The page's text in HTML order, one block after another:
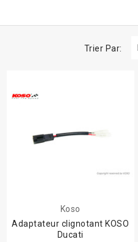
Trier Par:
Koso
Adaptateur clignotant KOSO
Ducati